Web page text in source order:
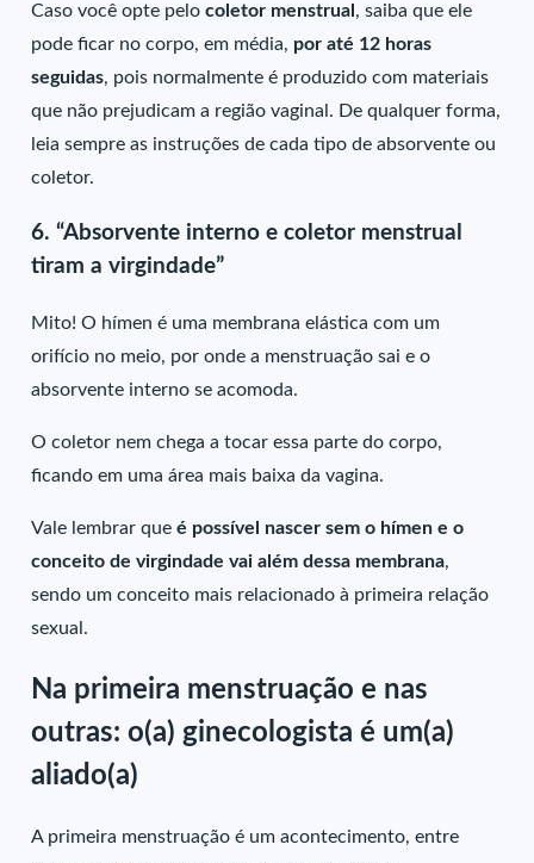
Caso você opte pelo coletor menstrual , saiba que ele
pode ficar no corpo, em média, por até 12 horas
seguidas, pois normalmente é produzido com materiais
que não prejudicam a região vaginal. De qualquer forma,
leia sempre as instruções de cada tipo de absorvente ou
coletor.
6.“Absorvente interno e coletor menstrual
tiram a virgindade”
Mito! O hímen é uma membrana elástica com um
orifício no meio, por onde a menstruação sai e o
absorvente interno se acomoda.
O coletor nem chega a tocar essa parte do corpo,
ficando em uma área mais baixa da vagina.
Vale lembrar queé possível nascer sem o hímen e o
conceito de virgindade vai além dessa membrana,
sendo um conceito mais relacionado à primeira relação
sexual.
Na primeira menstruação e nas
outras: o(a) ginecologista é um(a)
aliado(a)
A primeira menstruação é um acontecimento, entre